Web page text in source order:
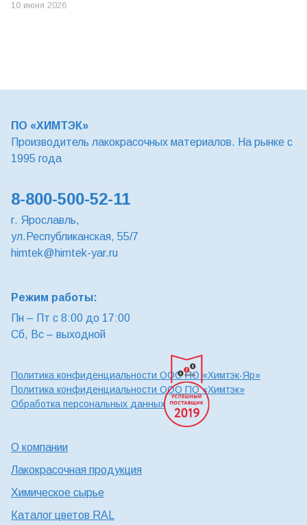
10 июня 2026
ПО «ХИМТЭК»
Производитель лакокрасочных материалов. На рынке с
1995 года
8-800-500-52-11
г. Ярославль,
ул.Республиканская, 55/7
himtek@himtek-yar.ru
Режим работы:
Пн – Пт с 8:00 до 17:00
Сб, Вс – выходной
Политика конфиденциальности ООО ПО «Химтэк-Яр»
Политика конфиденциальности ООО ПО «Химтэк»
Обработка персональных данных
О компании
Лакокрасочная продукция
Химическое сырье
Каталог цветов RAL